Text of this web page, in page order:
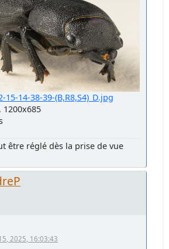
15-14-38-39-(B,R8,S4)_D.jpg
1200x685
être réglé dès la prise de vue
2025, 16:03:43